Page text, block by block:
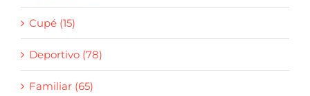
Cupé (15)
Deportivo (78)
Familiar (65)